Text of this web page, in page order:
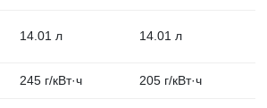
14.01 л 14.01 л
245 г/кВт·ч 205 г/кВт·ч